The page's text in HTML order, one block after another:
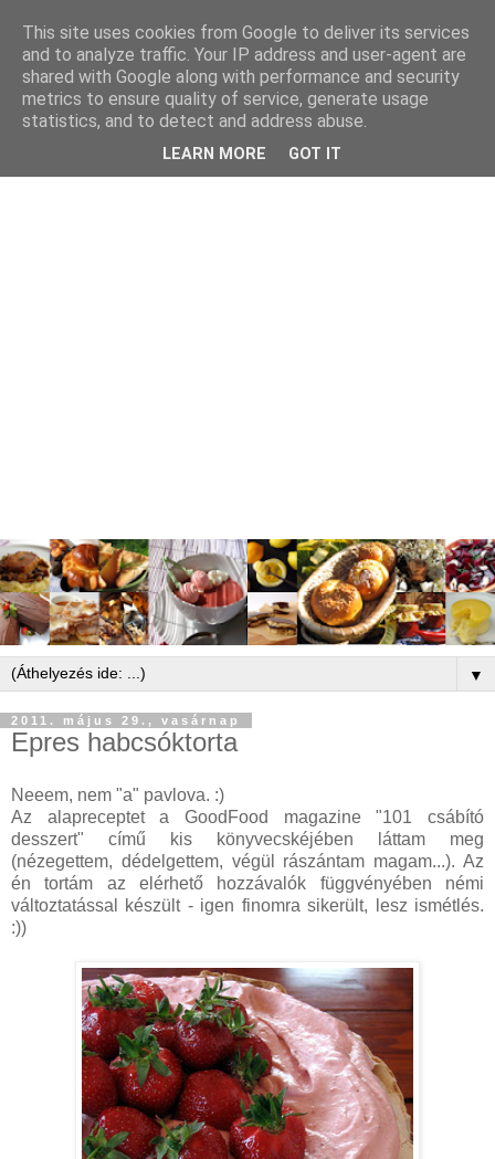
▼
2011. május 29., vasárnap
Epres habcsóktorta
Neeem, nem "a" pavlova. :)
Az alapreceptet a GoodFood magazine "101 csábító
desszert" című kis könyvecskéjében láttam meg
(nézegettem, dédelgettem, végül rászántam magam...). Az
én tortám az elérhető hozzávalók függvényében némi
változtatással készült - igen finomra sikerült, lesz ismétlés.
:))
This site uses cookies from Google to deliver its services
and to analyze traffic. Your IP address and user-agent are
shared with Google along with performance and security
metrics to ensure quality of service, generate usage
statistics, and to detect and address abuse.
LEARN MORE GOT IT